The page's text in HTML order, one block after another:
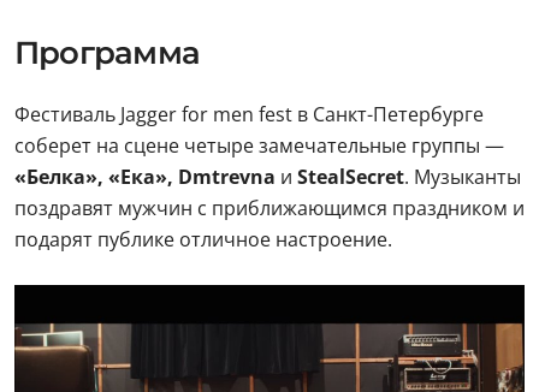
Программа
Фестиваль Jagger for men fest в Санкт-Петербурге
соберет на сцене четыре замечательные группы —
«Белка», «Ека», Dmtrevna и StealSecret. Музыканты
поздравят мужчин с приближающимся праздником и
подарят публике отличное настроение.